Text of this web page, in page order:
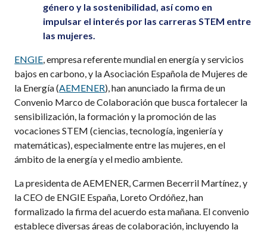
género y la sostenibilidad, así como en
impulsar el interés por las carreras STEM entre
las mujeres.
ENGIE,empresa referente mundial en energía y servicios
bajos en carbono, y la Asociación Española de Mujeres de
la Energía (AEMENER), han anunciado la firma de un
Convenio Marco de Colaboración que busca fortalecer la
sensibilización, la formación y la promoción de las
vocaciones STEM (ciencias, tecnología, ingeniería y
matemáticas), especialmente entre las mujeres, en el
ámbito de la energía y el medio ambiente.
La presidenta de AEMENER, Carmen Becerril Martínez, y
la CEO de ENGIE España, Loreto Ordóñez, han
formalizado la firma del acuerdo esta mañana. El convenio
establece diversas áreas de colaboración, incluyendo la